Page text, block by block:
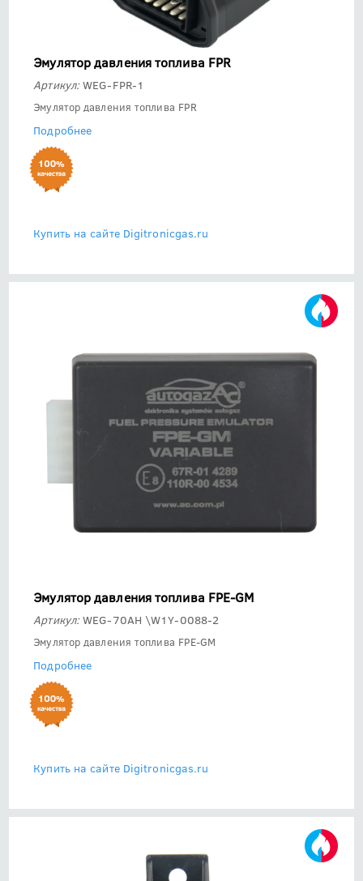
Эмулятор давления топлива FPR
Артикул:WEG-FPR-1
Эмулятор давления топлива FPR
Подробнее
Купить на сайте Digitronicgas.ru
Эмулятор давления топлива FPE-GM
Артикул:WEG-70AH \W1Y-0088-2
Эмулятор давления топлива FPE-GM
Подробнее
Купить на сайте Digitronicgas.ru